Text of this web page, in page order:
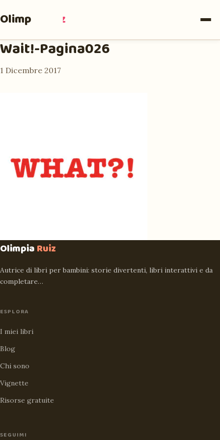
Olimpia Ruiz
Wait!-Pagina026
1 Dicembre 2017
OlimpiaRuiz
Autrice di libri per bambini: storie divertenti, libri interattivi e da
completare…
ESPLORA
I miei libri
Blog
Chi sono
Vignette
Risorse gratuite
SEGUIMI